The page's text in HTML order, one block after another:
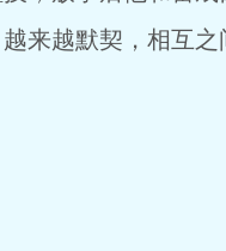
来越默契，相互